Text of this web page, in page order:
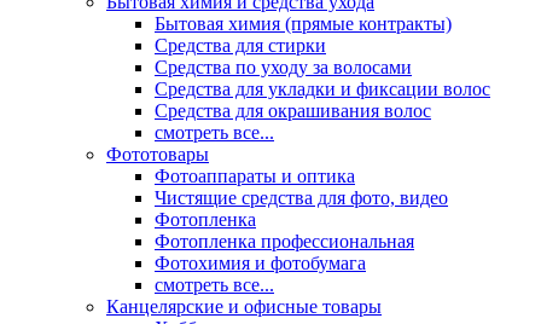
Бытовая химия (прямые контракты)
Средства для стирки
Средства по уходу за волосами
Средства для укладки и фиксации волос
Средства для окрашивания волос
смотреть все...
Фототовары
Фотоаппараты и оптика
Чистящие средства для фото, видео
Фотопленка
Фотопленка профессиональная
Фотохимия и фотобумага
смотреть все...
Канцелярские и офисные товары